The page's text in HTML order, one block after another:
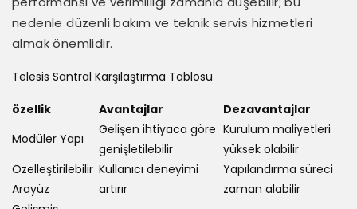
nedenle düzenli bakım ve teknik servis hizmetleri
almak önemlidir.
Telesis Santral Karşılaştırma Tablosu
özellik Avantajlar
Dezavantajlar
Modüler Yapı
Gelişen ihtiyaca göre
genişletilebilir
Kurulum maliyetleri
yüksek olabilir
Özelleştirilebilir
Arayüz
Kullanıcı deneyimi
artırır
Yapılandırma süreci
zaman alabilir